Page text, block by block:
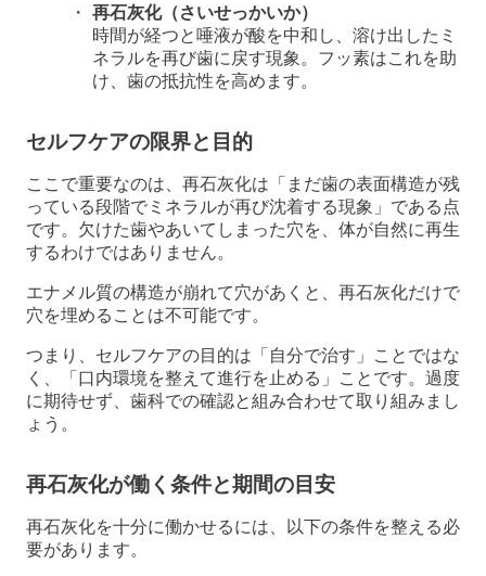
再石灰化（さいせっかいか）
時間が経つと唾液が酸を中和し、溶け出したミ
ネラルを再び歯に戻す現象。フッ素はこれを助
け、歯の抵抗性を高めます。
セルフケアの限界と目的
ここで重要なのは、再石灰化は「まだ歯の表面構造が残
っている段階でミネラルが再び沈着する現象」である点
です。欠けた歯やあいてしまった穴を、体が自然に再生
するわけではありません。
エナメル質の構造が崩れて穴があくと、再石灰化だけで
穴を埋めることは不可能です。
つまり、セルフケアの目的は「自分で治す」ことではな
く、「口内環境を整えて進行を止める」ことです。過度
に期待せず、歯科での確認と組み合わせて取り組みまし
ょう。
再石灰化が働く条件と期間の目安
再石灰化を十分に働かせるには、以下の条件を整える必
要があります。